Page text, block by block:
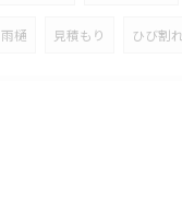
雨樋 見積もり ひび割れ